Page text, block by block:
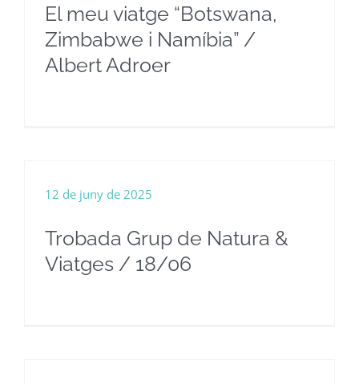
El meu viatge “Botswana,
Zimbabwe i Namíbia” /
Albert Adroer
Trobada Grup de Natura &
Viatges / 18/06
12 de juny de 2025